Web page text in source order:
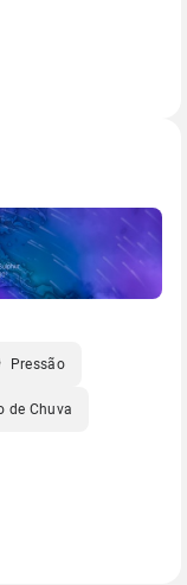
Pressão
de Chuva